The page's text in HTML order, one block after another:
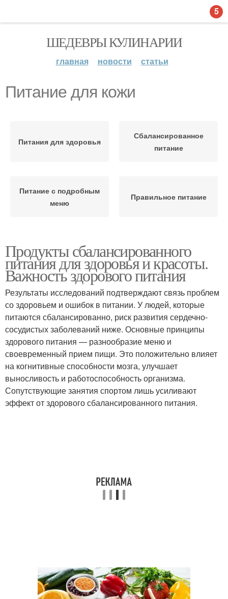
ШЕДЕВРЫ КУЛИНАРИИ
главная новости статьи
Питание для кожи
Питания для здоровья
Сбалансированное
питание
Питание с подробным
меню
Правильное питание
Продукты сбалансированного
питания для здоровья и красоты.
Важность здорового питания
Результаты исследований подтверждают связь проблем
со здоровьем и ошибок в питании. У людей, которые
питаются сбалансированно, риск развития сердечно-
сосудистых заболеваний ниже. Основные принципы
здорового питания — разнообразие меню и
своевременный прием пищи. Это положительно влияет
на когнитивные способности мозга, улучшает
выносливость и работоспособность организма.
Сопутствующие занятия спортом лишь усиливают
эффект от здорового сбалансированного питания.
5